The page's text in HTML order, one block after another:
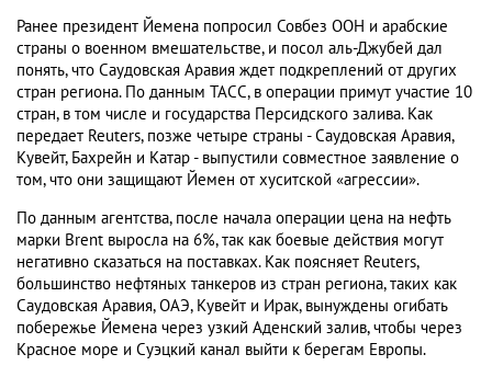
Ранее президент Йемена попросил Совбез ООН и арабские
страны о военном вмешательстве, и посол аль-Джубей дал
понять, что Саудовская Аравия ждет подкреплений от других
стран региона. По данным ТАСС, в операции примут участие 10
стран, в том числе и государства Персидского залива. Как
передает Reuters, позже четыре страны - Саудовская Аравия,
Кувейт, Бахрейн и Катар - выпустили совместное заявление о
том, что они защищают Йемен от хуситской «агрессии».
По данным агентства, после начала операции цена на нефть
марки Brent выросла на 6%, так как боевые действия могут
негативно сказаться на поставках. Как поясняет Reuters,
большинство нефтяных танкеров из стран региона, таких как
Саудовская Аравия, ОАЭ, Кувейт и Ирак, вынуждены огибать
побережье Йемена через узкий Аденский залив, чтобы через
Красное море и Суэцкий канал выйти к берегам Европы.